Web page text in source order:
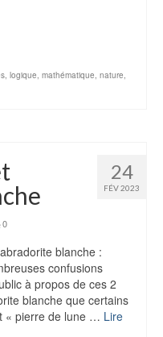
logique mathématique nature
24
FÉV 2023
0
blanche :
confusions
à propos de ces 2
blanche que certains
« pierre de lune … Lire